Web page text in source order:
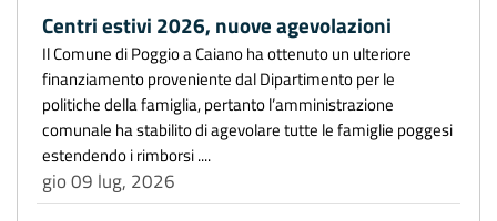
Centri estivi 2026, nuove agevolazioni
Il Comune di Poggio a Caiano ha ottenuto un ulteriore
finanziamento proveniente dal Dipartimento per le
politiche della famiglia, pertanto l’amministrazione
comunale ha stabilito di agevolare tutte le famiglie poggesi
estendendo i rimborsi ....
gio 09 lug, 2026